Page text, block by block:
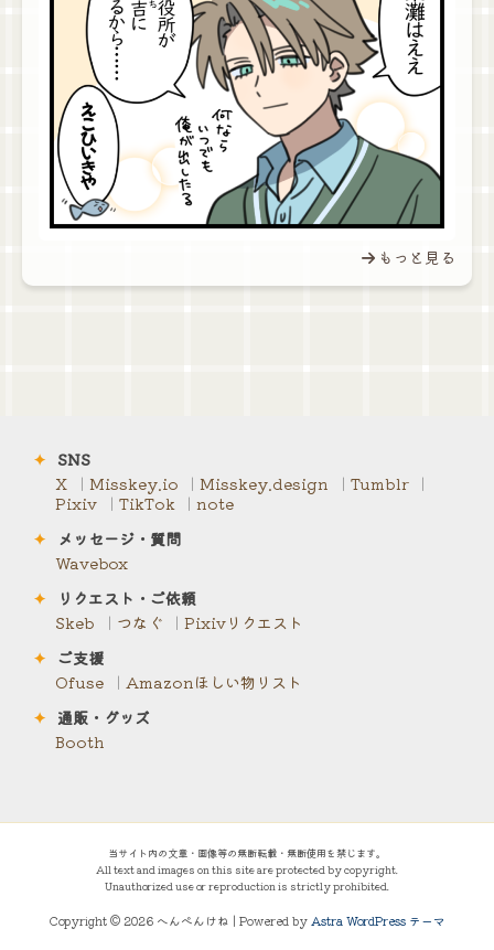
もっと見る
✦ SNS
X
Misskey.io Misskey.design
Tumblr
Pixiv
TikTok
note
✦
メッセージ・質問
Wavebox
✦
リクエスト・ご依頼
Skeb
つなぐ
Pixivリクエスト
✦ ご支援
Ofuse
Amazonほしい物リスト
✦ 通販・グッズ
Booth
当サイト内の文章・画像等の無断転載・無断使用を禁じます。
All text and images on this site are protected by copyright.
Unauthorized use or reproduction is strictly prohibited.
Copyright © 2026 へんぺんけね | Powered by Astra WordPress テーマ